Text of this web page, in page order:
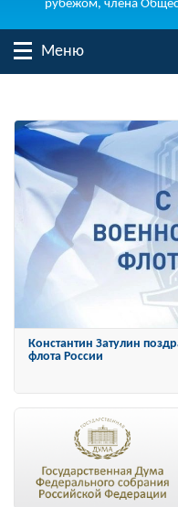
рубежом, члена
Меню
Константин Затулин
Отечеством» IV степени